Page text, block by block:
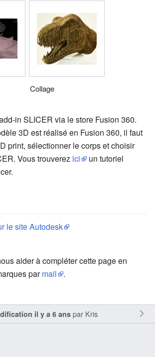
Collage
in SLICER via le store Fusion 360.
3D est réalisé en Fusion 360, il faut
print, sélectionner le corps et choisir
Vous trouverez ici
un tutoriel
le site Autodesk
aider à compléter cette page en
parmail .
il y a 6 anspar Kris